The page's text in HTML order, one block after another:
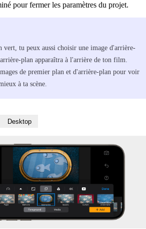
pour fermer les paramètres du projet.
vert, tu peux aussi choisir une image d'arrière-
plan apparaîtra à l'arrière de ton film.
de premier plan et d'arrière-plan pour voir
à ta scène.
Desktop